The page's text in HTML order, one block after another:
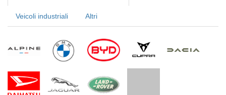
Veicoli industriali Altri